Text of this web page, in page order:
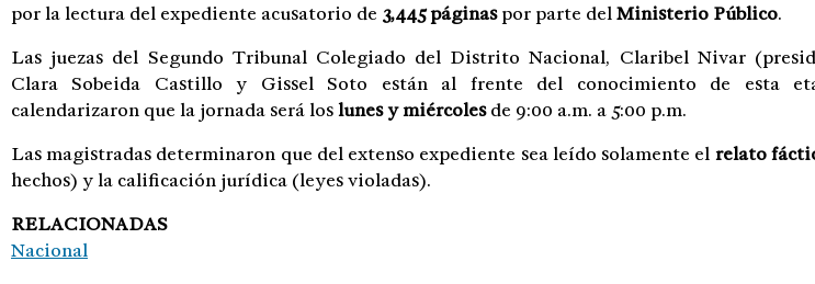
por la lectura del expediente acusatorio de 3,445 páginaspor parte delMinisterio Público.
Las juezas del Segundo Tribunal Colegiado del Distrito Nacional, Claribel Nivar
Clara Sobeida Castillo y Gissel Soto están al frente del conocimiento de esta
calendarizaron que la jornada será loslunes y miércolesde 9:00 a.m. a 5:00 p.m.
Las magistradas determinaron que del extenso expediente sea leído solamente el relato
hechos) y la calificación jurídica (leyes violadas).
RELACIONADAS
Nacional